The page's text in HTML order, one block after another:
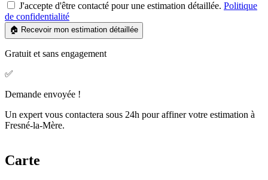
J'accepte d'être contacté pour une estimation détaillée. Politique
de confidentialité
🏠 Recevoir mon estimation détaillée
Gratuit et sans engagement
✅
Demande envoyée !
Un expert vous contactera sous 24h pour affiner votre estimation à
Fresné-la-Mère.
Carte